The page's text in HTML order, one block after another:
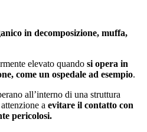
in decomposizione, muffa,
elevato quando si opera in
come un ospedale ad esempio.
all’interno di una struttura
a evitare il contatto con
pericolosi.